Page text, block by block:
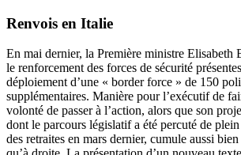
Renvois en Italie
En mai dernier, la Première ministre Elisabeth
le renforcement des forces de sécurité
déploiement d’une « border force » de 150
supplémentaires. Manière pour l’exécutif de
volonté de passer à l’action, alors que son
dont le parcours législatif a été percuté de
des retraites en mars dernier, cumule aussi